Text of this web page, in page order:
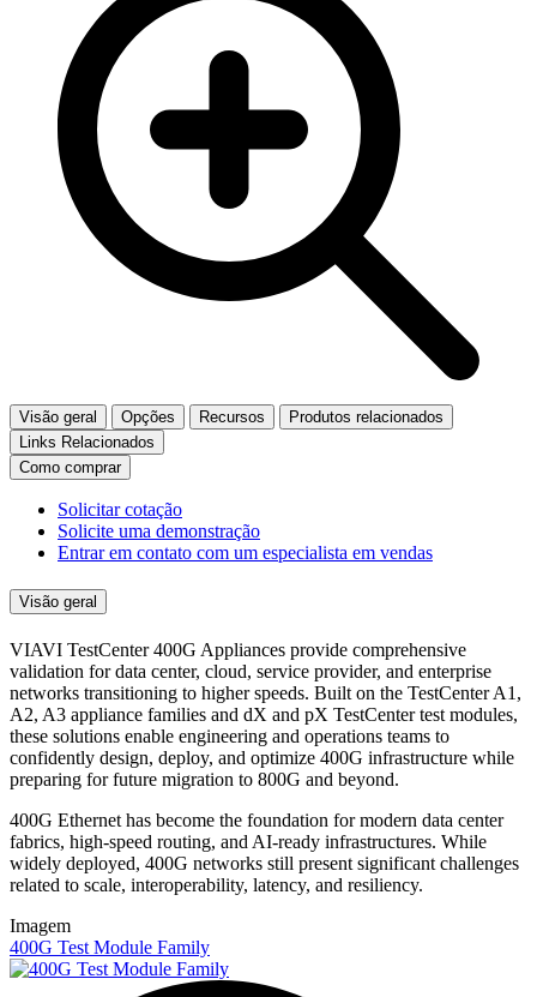
Visão geral Opções Recursos
Produtos relacionados
Links Relacionados
Como comprar
Solicitar cotação
Solicite uma demonstração
Entrar em contato com um especialista em vendas
Visão geral
VIAVI TestCenter 400G Appliances provide comprehensive
validation for data center, cloud, service provider, and enterprise
networks transitioning to higher speeds. Built on the TestCenter A1,
A2, A3 appliance families and dX and pX TestCenter test modules,
these solutions enable engineering and operations teams to
confidently design, deploy, and optimize 400G infrastructure while
preparing for future migration to 800G and beyond.
400G Ethernet has become the foundation for modern data center
fabrics, high-speed routing, and AI-ready infrastructures. While
widely deployed, 400G networks still present significant challenges
related to scale, interoperability, latency, and resiliency.
Imagem
400G Test Module Family